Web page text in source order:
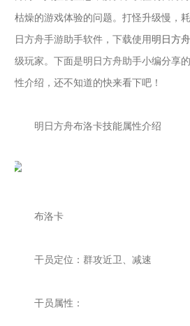
枯燥的游戏体验的问题。打怪升级慢，
日方舟手游助手软件，下载使用 明日方
级玩家。下面是明日方舟助手小编分享
性介绍 ，还不知道的快来看下吧！
明日方舟布洛卡技能属性介绍
布洛卡
干员定位：群攻近卫、减速
干员属性：